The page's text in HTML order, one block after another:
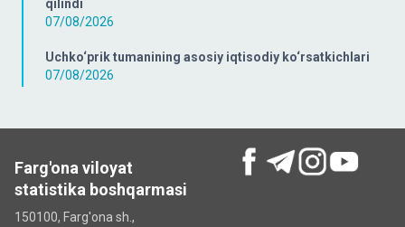
qilindi
07/08/2026
Uchko‘prik tumanining asosiy iqtisodiy ko‘rsatkichlari
07/08/2026
Farg'ona viloyat
statistika boshqarmasi
150100, Farg'ona sh.,